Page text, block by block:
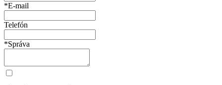
*E-mail
Telefón
*Správa